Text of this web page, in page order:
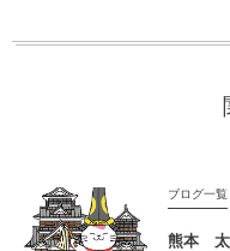
ブログ一覧
熊本 太